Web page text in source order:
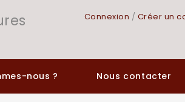
Connexion / Créer un
nous ? Nous contacter